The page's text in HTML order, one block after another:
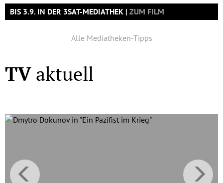
BIS 3.9. IN DER 3SAT-MEDIATHEK ZUM FILM
Alle Mediatheken-Tipps
TV aktuell